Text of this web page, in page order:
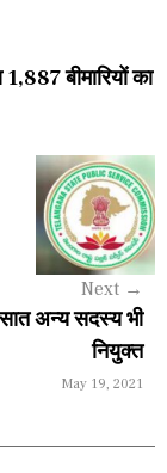
बीमारियों का
Next →
अन्य सदस्य भी
नियुक्त
May 19, 2021